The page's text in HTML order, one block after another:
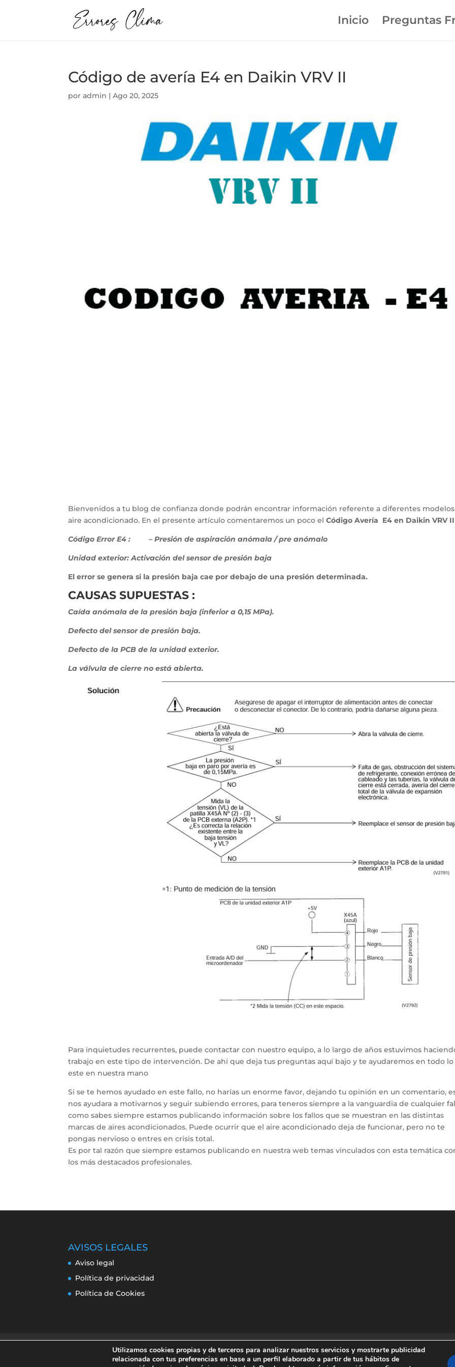
Inicio Preguntas
Código de avería E4 en Daikin VRV II
poradmin |Ago 20, 2025
Bienvenidos a tu blog de confianza donde podrán encontrar información referente a diferentes
aire acondicionado. En el presente artículo comentaremos un poco elCódigo Avería E4 en Daikin VRV II
Código Error E4 : – Presión de aspiración anómala / pre anómalo
Unidad exterior: Activación del sensor de presión baja
El error se genera si la presión baja cae por debajo de una presión determinada.
CAUSAS SUPUESTAS :
Caída anómala de la presión baja (inferior a 0,15 MPa).
Defecto del sensor de presión baja.
Defecto de la PCB de la unidad exterior.
La válvula de cierre no está abierta.
Para inquietudes recurrentes, puede contactar con nuestro equipo, a lo largo de años estuvimos
trabajo en este tipo de intervención. De ahí que deja tus preguntas aquí bajo y te ayudaremos en todo
este en nuestra mano
Si se te hemos ayudado en este fallo, no harías un enorme favor, dejando tu opinión en un comentario,
nos ayudara a motivarnos y seguir subiendo errores, para teneros siempre a la vanguardia de cualquier
como sabes siempre estamos publicando información sobre los fallos que se muestran en las distintas
marcas de aires acondicionados. Puede ocurrir que el aire acondicionado deja de funcionar, pero no te
pongas nervioso o entres en crisis total.
Es por tal razón que siempre estamos publicando en nuestra web temas vinculados con esta temática
los más destacados profesionales.
AVISOS LEGALES
Aviso legal
Política de privacidad
Política de Cookies
Política de privacidad Política de Cookies
Utilizamos cookies propias y de terceros para analizar nuestros servicios y mostrarte publicidad
relacionada con tus preferencias en base a un perfil elaborado a partir de tus hábitos de